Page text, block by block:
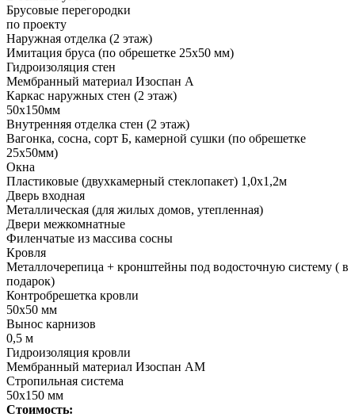
Брусовые перегородки
по проекту
Наружная отделка (2 этаж)
Имитация бруса (по обрешетке 25х50 мм)
Гидроизоляция стен
Мембранный материал Изоспан А
Каркас наружных стен (2 этаж)
50х150мм
Внутренняя отделка стен (2 этаж)
Вагонка, сосна, сорт Б, камерной сушки (по обрешетке
25х50мм)
Окна
Пластиковые (двухкамерный стеклопакет) 1,0х1,2м
Дверь входная
Металлическая (для жилых домов, утепленная)
Двери межкомнатные
Филенчатые из массива сосны
Кровля
Металлочерепица + кронштейны под водосточную систему ( в
подарок)
Контробрешетка кровли
50х50 мм
Вынос карнизов
0,5 м
Гидроизоляция кровли
Мембранный материал Изоспан АМ
Стропильная система
50х150 мм
Стоимость: